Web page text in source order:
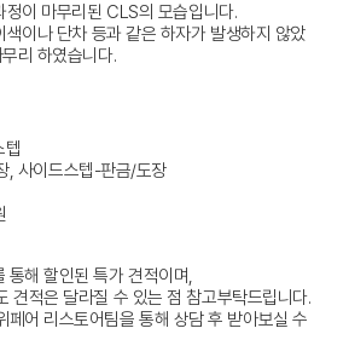
정이 마무리된 CLS의 모습입니다.
이나 단차 등과 같은 하자가 발생하지 않았
리 하였습니다.
텝
, 사이드스텝-판금/도장
통해 할인된 특가 견적이며,
견적은 달라질 수 있는 점 참고부탁드립니다.
페어 리스토어팀을 통해 상담 후 받아보실 수